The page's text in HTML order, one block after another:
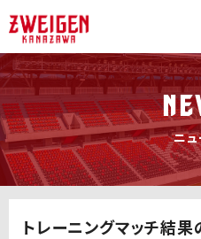
ニ
トレーニングマッチ結